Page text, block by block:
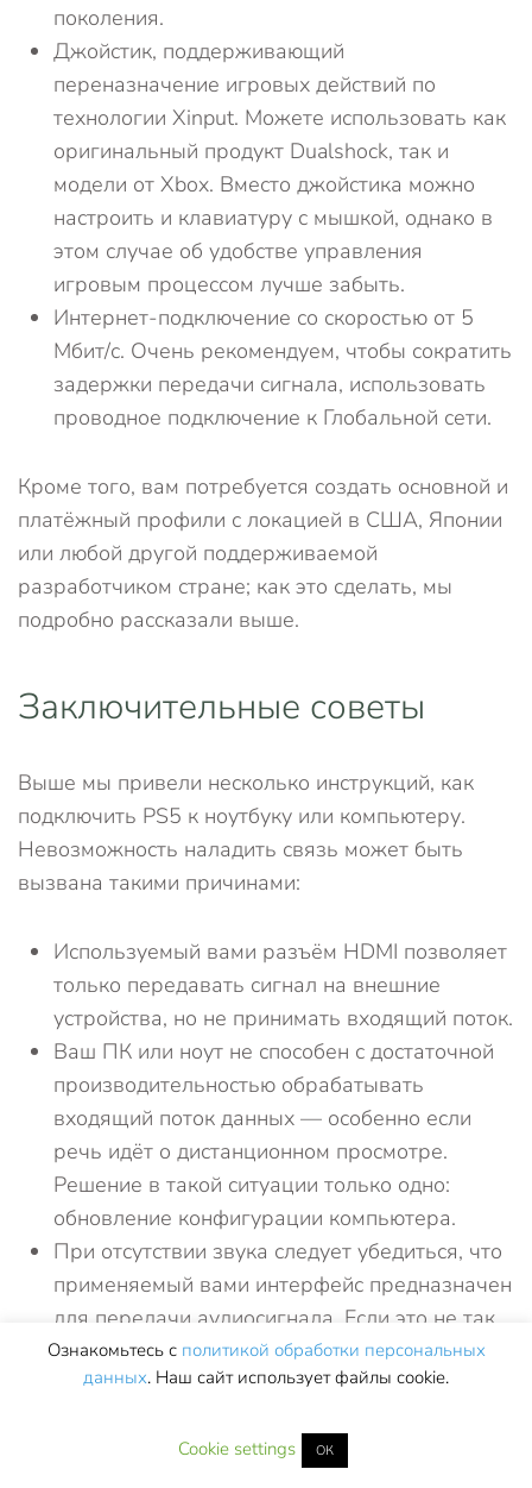
поколения.
Джойстик, поддерживающий
переназначение игровых действий по
технологии Xinput. Можете использовать как
оригинальный продукт Dualshock, так и
модели от Xbox. Вместо джойстика можно
настроить и клавиатуру с мышкой, однако в
этом случае об удобстве управления
игровым процессом лучше забыть.
Интернет-подключение со скоростью от 5
Мбит/с. Очень рекомендуем, чтобы сократить
задержки передачи сигнала, использовать
проводное подключение к Глобальной сети.
Кроме того, вам потребуется создать основной и
платёжный профили с локацией в США, Японии
или любой другой поддерживаемой
разработчиком стране; как это сделать, мы
подробно рассказали выше.
Заключительные советы
Выше мы привели несколько инструкций, как
подключить PS5 к ноутбуку или компьютеру.
Невозможность наладить связь может быть
вызвана такими причинами:
Используемый вами разъём HDMI позволяет
только передавать сигнал на внешние
устройства, но не принимать входящий поток.
Ваш ПК или ноут не способен с достаточной
производительностью обрабатывать
входящий поток данных — особенно если
речь идёт о дистанционном просмотре.
Решение в такой ситуации только одно:
обновление конфигурации компьютера.
При отсутствии звука следует убедиться, что
применяемый вами интерфейс предназначен
для передачи аудиосигнала. Если это не так,
выводить звуковое сопровождение придётся
посредством наушников или внешних
Ознакомьтесь с политикой обработки персональных
данных. Наш сайт использует файлы cookie.
Cookie settings ОК